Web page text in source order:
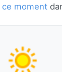
ce moment